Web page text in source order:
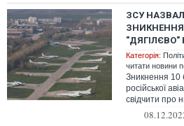
ЗСУ
ЗНИКНЕННЯ
"ДЯГІЛЄВО"
Категорія:
читати новини
Зникнення 10
російської
свідчити про
ворога.